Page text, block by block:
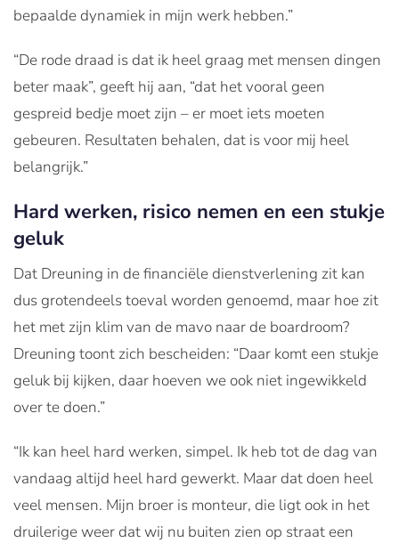
bepaalde dynamiek in mijn werk hebben.”
“De rode draad is dat ik heel graag met mensen dingen
beter maak”, geeft hij aan, “dat het vooral geen
gespreid bedje moet zijn – er moet iets moeten
gebeuren. Resultaten behalen, dat is voor mij heel
belangrijk.”
Hard werken, risico nemen en een stukje
geluk
Dat Dreuning in de financiële dienstverlening zit kan
dus grotendeels toeval worden genoemd, maar hoe zit
het met zijn klim van de mavo naar de boardroom?
Dreuning toont zich bescheiden: “Daar komt een stukje
geluk bij kijken, daar hoeven we ook niet ingewikkeld
over te doen.”
“Ik kan heel hard werken, simpel. Ik heb tot de dag van
vandaag altijd heel hard gewerkt. Maar dat doen heel
veel mensen. Mijn broer is monteur, die ligt ook in het
druilerige weer dat wij nu buiten zien op straat een